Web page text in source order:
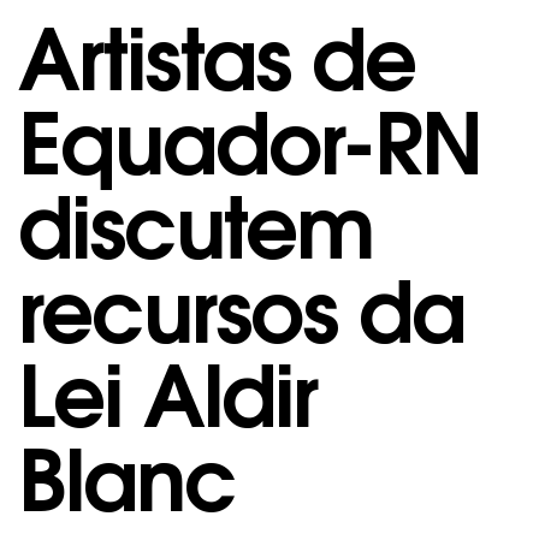
Artistas de
Equador-RN
discutem
recursos da
Lei Aldir
Blanc